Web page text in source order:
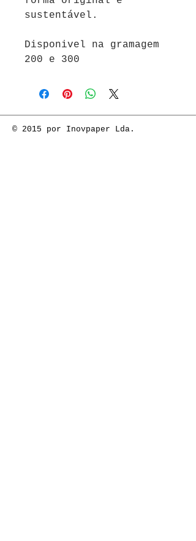
sustentável.
Disponivel na gramagem
200 e 300
© 2015 por Inovpaper Lda.